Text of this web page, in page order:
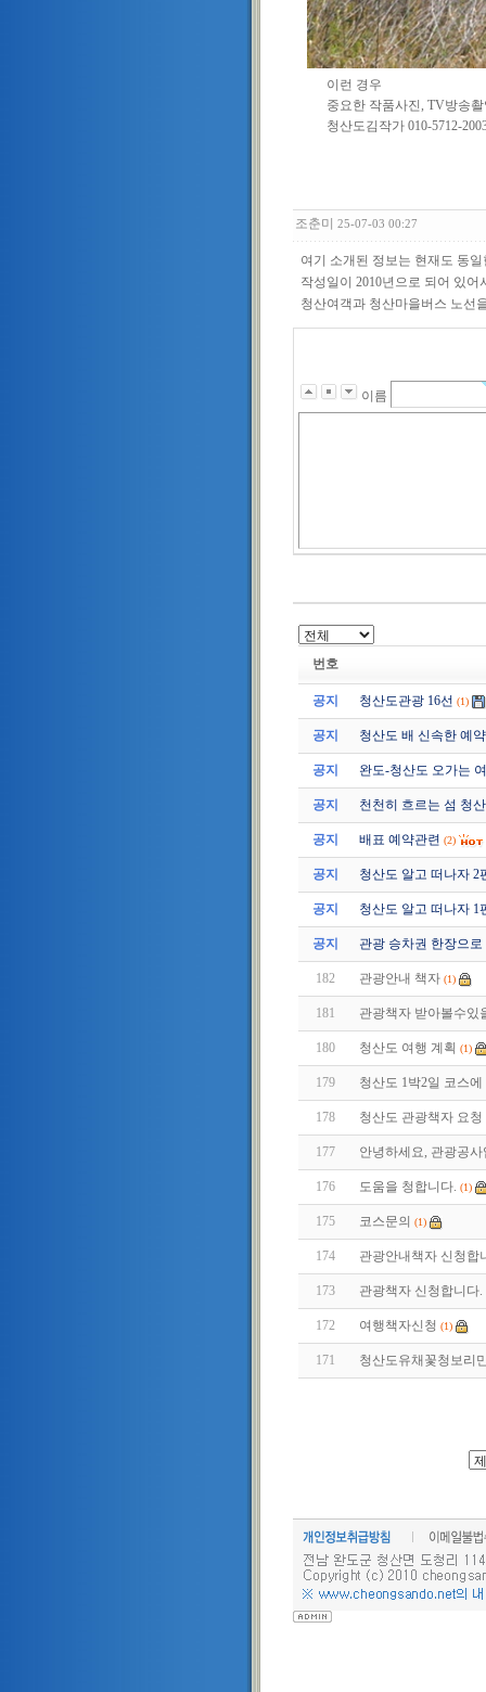
이런 경우
중요한 작품사진, TV방송촬
청산도김작가 010-5712-
조춘미 25-07-03 00:27
여기 소개된 정보는 현재도 동일
작성일이 2010년으로 되어 있
청산여객과 청산마을버스 노선
이름
번호
공지 청산도관광 16선 (1)
공지 청산도 배 신속한 예약
공지 완도-청산도 오가는
공지 천천히 흐르는 섬 청
공지 배표 예약관련 (2)
공지 청산도 알고 떠나자 2
공지 청산도 알고 떠나자 1
공지 관광 승차권 한장으
182 관광안내 책자 (1)
181 관광책자 받아볼수있
180 청산도 여행 계획 (1)
179 청산도 1박2일 코스에
178 청산도 관광책자 요청
177 안녕하세요, 관광공
176 도움을 청합니다. (1)
175 코스문의 (1)
174 관광안내책자 신청합
173 관광책자 신청합니다.
172 여행책자신청 (1)
171 청산도유채꽃청보리